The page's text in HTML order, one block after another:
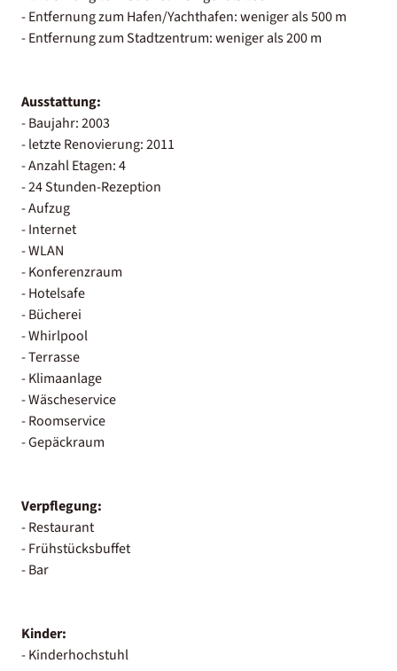
- Entfernung zum Hafen/Yachthafen: weniger als 500 m
- Entfernung zum Stadtzentrum: weniger als 200 m
Ausstattung:
- Baujahr: 2003
- letzte Renovierung: 2011
- Anzahl Etagen: 4
- 24 Stunden-Rezeption
- Aufzug
- Internet
- WLAN
- Konferenzraum
- Hotelsafe
- Bücherei
- Whirlpool
- Terrasse
- Klimaanlage
- Wäscheservice
- Roomservice
- Gepäckraum
Verpflegung:
- Restaurant
- Frühstücksbuffet
- Bar
Kinder:
- Kinderhochstuhl